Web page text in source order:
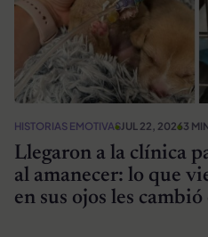
HISTORIAS EMOTIVASJUL 22, 20263
Llegaron a la clínica
al amanecer: lo que
en sus ojos les